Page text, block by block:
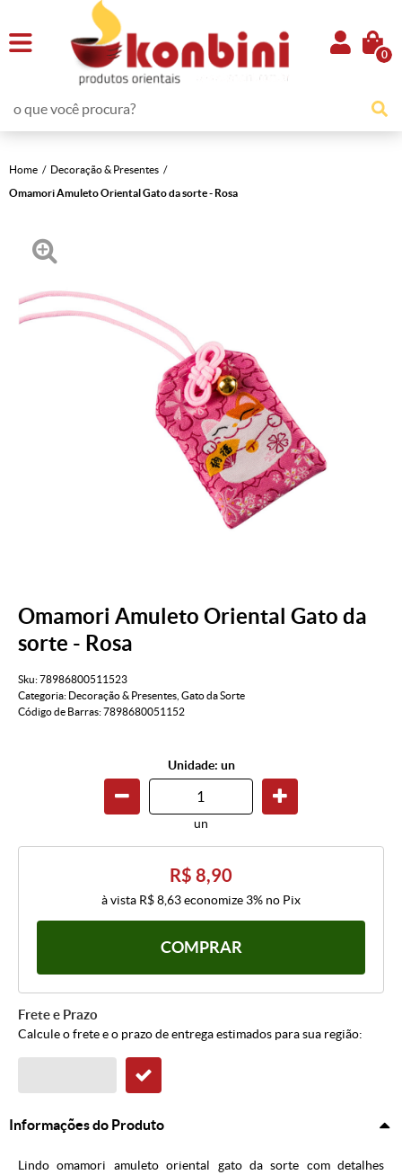
0
Home
Decoração & Presentes
Omamori Amuleto Oriental Gato da sorte - Rosa
Omamori Amuleto Oriental Gato da
sorte - Rosa
Sku:78986800511523
Categoria: Decoração & Presentes Gato da Sorte
Código de Barras:7898680051152
Unidade: un
un
R$ 8,90
à vista R$ 8,63economize 3% no Pix
COMPRAR
Frete e Prazo
Calcule o frete e o prazo de entrega estimados para sua região:
Informações do Produto
Lindo omamori amuleto oriental gato da sorte com detalhes